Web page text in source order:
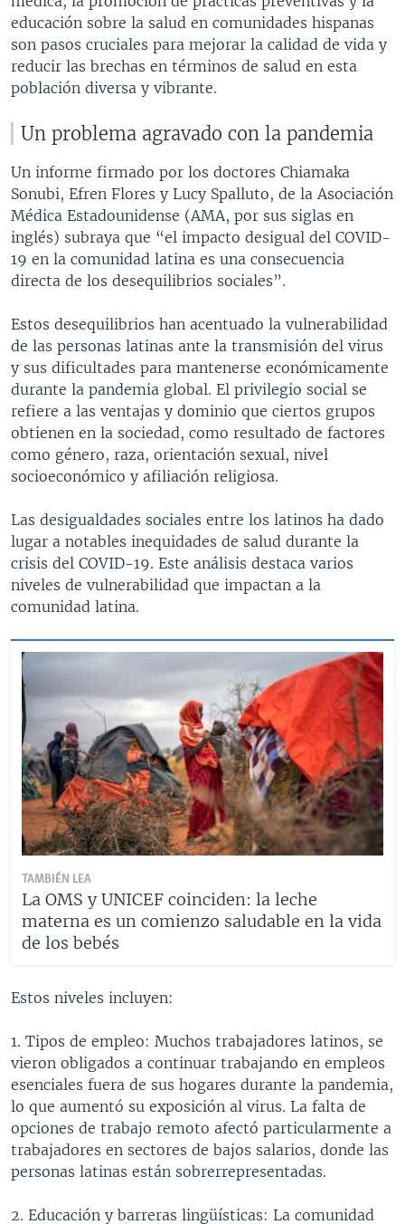
educación sobre la salud en comunidades hispanas
son pasos cruciales para mejorar la calidad de vida y
reducir las brechas en términos de salud en esta
población diversa y vibrante.
Un problema agravado con la pandemia
Un informe firmado por los doctores Chiamaka
Sonubi, Efren Flores y Lucy Spalluto, de la Asociación
Médica Estadounidense (AMA, por sus siglas en
inglés) subraya que “el impacto desigual del COVID-
19 en la comunidad latina es una consecuencia
directa de los desequilibrios sociales”.
Estos desequilibrios han acentuado la vulnerabilidad
de las personas latinas ante la transmisión del virus
y sus dificultades para mantenerse económicamente
durante la pandemia global. El privilegio social se
refiere a las ventajas y dominio que ciertos grupos
obtienen en la sociedad, como resultado de factores
como género, raza, orientación sexual, nivel
socioeconómico y afiliación religiosa.
Las desigualdades sociales entre los latinos ha dado
lugar a notables inequidades de salud durante la
crisis del COVID-19. Este análisis destaca varios
niveles de vulnerabilidad que impactan a la
comunidad latina.
TAMBIÉN LEA
La OMS y UNICEF coinciden: la leche
materna es un comienzo saludable en la vida
de los bebés
Estos niveles incluyen:
1. Tipos de empleo: Muchos trabajadores latinos, se
vieron obligados a continuar trabajando en empleos
esenciales fuera de sus hogares durante la pandemia,
lo que aumentó su exposición al virus. La falta de
opciones de trabajo remoto afectó particularmente a
trabajadores en sectores de bajos salarios, donde las
personas latinas están sobrerrepresentadas.
2. Educación y barreras lingüísticas: La comunidad